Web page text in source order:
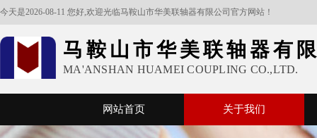
今天是2026-08-11 您好,欢迎光临马鞍山市华美联轴器有限公司官方网站！
马鞍山市华美联轴器有
MA'ANSHAN HUAMEI COUPLING CO.,LTD.
网站首页 关于我们